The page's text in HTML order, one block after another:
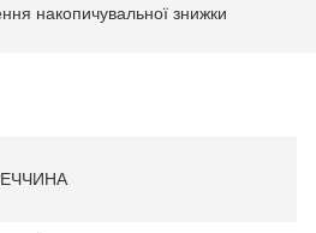
накопичувальної знижки